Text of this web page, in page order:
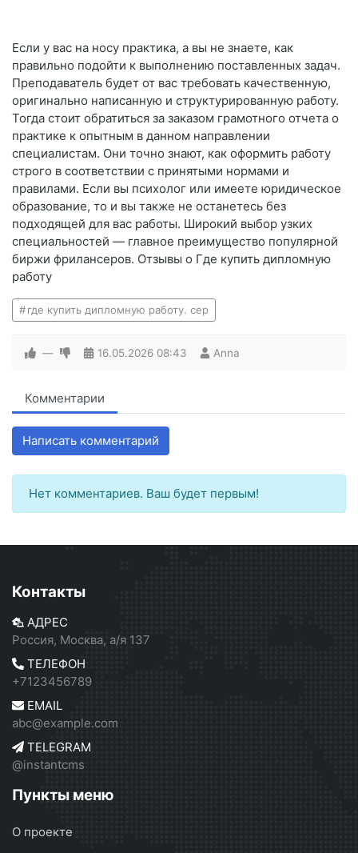
Если у вас на носу практика, а вы не знаете, как
правильно подойти к выполнению поставленных задач.
Преподаватель будет от вас требовать качественную,
оригинально написанную и структурированную работу.
Тогда стоит обратиться за заказом грамотного отчета о
практике к опытным в данном направлении
специалистам. Они точно знают, как оформить работу
строго в соответствии с принятыми нормами и
правилами. Если вы психолог или имеете юридическое
образование, то и вы также не останетесь без
подходящей для вас работы. Широкий выбор узких
специальностей — главное преимущество популярной
биржи фрилансеров. Отзывы о Где купить дипломную
работу
где купить дипломную работу. сер
— 16.05.2026 08:43 Anna
Комментарии
Написать комментарий
Нет комментариев. Ваш будет первым!
Контакты
АДРЕС
Россия, Москва, а/я 137
ТЕЛЕФОН
+7123456789
EMAIL
abc@example.com
TELEGRAM
@instantcms
Пункты меню
О проекте